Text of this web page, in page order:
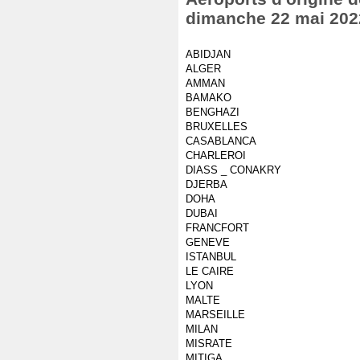
dimanche 22 mai
ABIDJAN
ALGER
AMMAN
BAMAKO
BENGHAZI
BRUXELLES
CASABLANCA
CHARLEROI
DIASS _ CONAKRY
DJERBA
DOHA
DUBAI
FRANCFORT
GENEVE
ISTANBUL
LE CAIRE
LYON
MALTE
MARSEILLE
MILAN
MISRATE